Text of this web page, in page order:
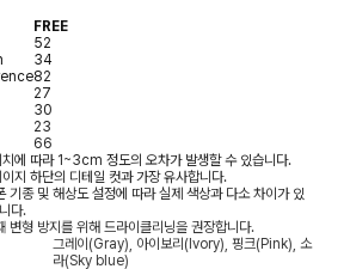
FREE
52
34
82
27
30
23
66
에 따라 1~3cm 정도의 오차가 발생할 수 있습니다.
지 하단의 디테일 컷과 가장 유사합니다.
기종 및 해상도 설정에 따라 실제 색상과 다소 차이가 있
다.
변형 방지를 위해 드라이클리닝을 권장합니다.
그레이(Gray), 아이보리(Ivory), 핑크(Pink), 소
라(Sky blue)